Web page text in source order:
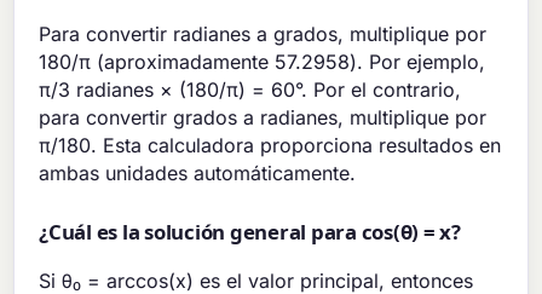
Para convertir radianes a grados, multiplique por
180/π (aproximadamente 57.2958). Por ejemplo,
π/3 radianes × (180/π) = 60°. Por el contrario,
para convertir grados a radianes, multiplique por
π/180. Esta calculadora proporciona resultados en
ambas unidades automáticamente.
¿Cuál es la solución general para cos(θ) = x?
Si θ₀ = arccos(x) es el valor principal, entonces